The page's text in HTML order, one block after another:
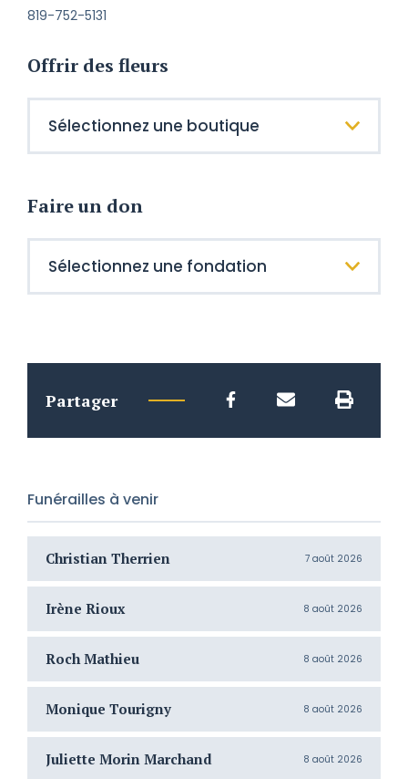
819-752-5131
Offrir des fleurs
Faire un don
Partager
Funérailles à venir
Christian Therrien 7 août 2026
Irène Rioux 8 août 2026
Roch Mathieu 8 août 2026
Monique Tourigny 8 août 2026
Juliette Morin Marchand 8 août 2026